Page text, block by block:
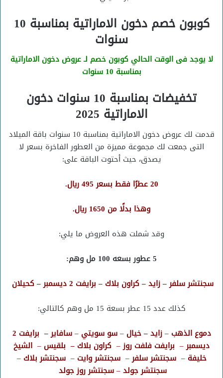
كوبون خصم دخون الاماراتية بمناسبة 10
سنوات
لا يوجد فى الوقت الحالي كوبون خصم لـ عروض دخون الاماراتية
بمناسبة 10 سنوات
تخفيضات بمناسبة 10 سنوات دخون
الاماراتية 2025
قدمت لك عروض دخون الاماراتية بمناسبة 10 سنوات باقة الميلاد
التى جمعت لك مجموعة مميزة من العطور الفاخرة بسعر لا
يصدق، حيث أحتوت الباقة على:
20 عطرًا فقط بسعر 495 ريال.
وهذا بدلًا من 1650 ريال.
وقد شملت هذه العروض ما يلي:
5 عطور بسعه 100 مل وهم:
سجنتشر سلفر – زايد – كراون بلاك – برايفت 2 ديسمبر – كحيلان
كذلك عدد 15 عطر بسعة 15 مل وهم كالتالي:
دموع الذهب–زايد –خيال–سو سويتي –سافاير –
برايفت 2
ديسمبر– برايفت فلفت روز– كراون بلاك – بلقيس – الشيخ
خليفة – سجنتشر سلفر– سجنتشر وايت – سجنتشر بلاك –
سجنتشر جولد–سجنتشر روز جولد